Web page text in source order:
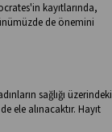
kayıtlarında,
de önemini
sağlığı üzerindeki
ele alınacaktır. Hayıt